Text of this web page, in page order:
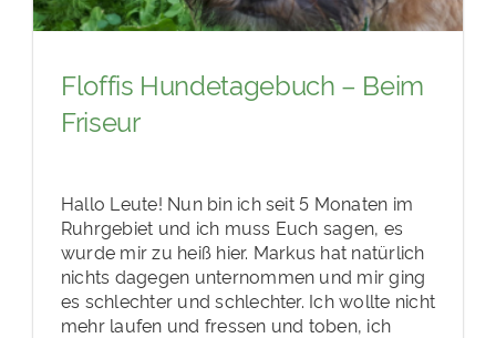
Floffis Hundetagebuch – Beim
Friseur
Hallo Leute! Nun bin ich seit 5 Monaten im
Ruhrgebiet und ich muss Euch sagen, es
wurde mir zu heiß hier. Markus hat natürlich
nichts dagegen unternommen und mir ging
es schlechter und schlechter. Ich wollte nicht
mehr laufen und fressen und toben, ich